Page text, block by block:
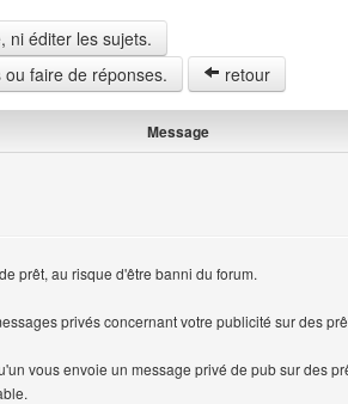
ni éditer les sujets.
faire de réponses.
retour
Message
prêt, au risque d'être banni du forum.
privés concernant votre publicité sur des
vous envoie un message privé de pub sur des